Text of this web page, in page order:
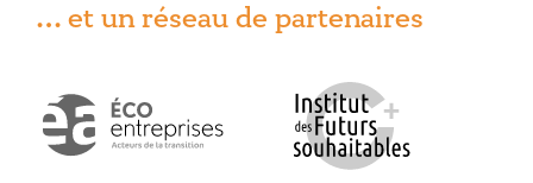
… et un réseau de partenaires